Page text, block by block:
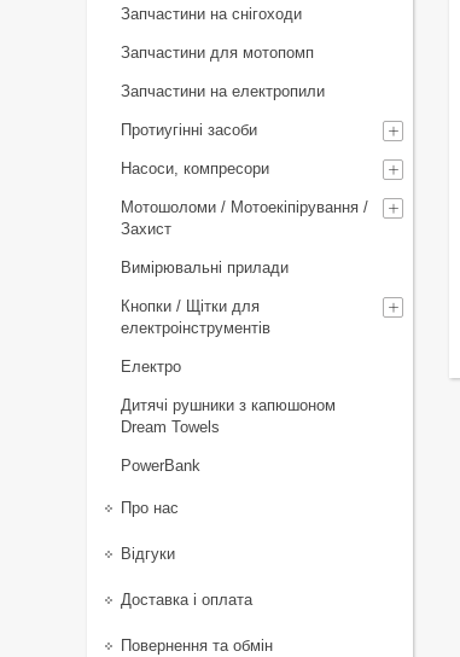
Запчастини на снігоходи
Запчастини для мотопомп
Запчастини на електропили
Протиугінні засоби
Насоси, компресори
Мотошоломи / Мотоекіпірування /
Захист
Вимірювальні прилади
Кнопки / Щітки для
електроінструментів
Електро
Дитячі рушники з капюшоном
Dream Towels
PowerBank
Про нас
Відгуки
Доставка і оплата
Повернення та обмін